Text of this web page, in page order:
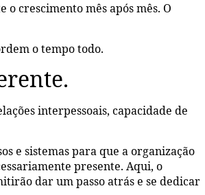
o crescimento mês após mês. O
o tempo todo.
interpessoais, capacidade de
e sistemas para que a organização
presente. Aqui, o
dar um passo atrás e se dedicar